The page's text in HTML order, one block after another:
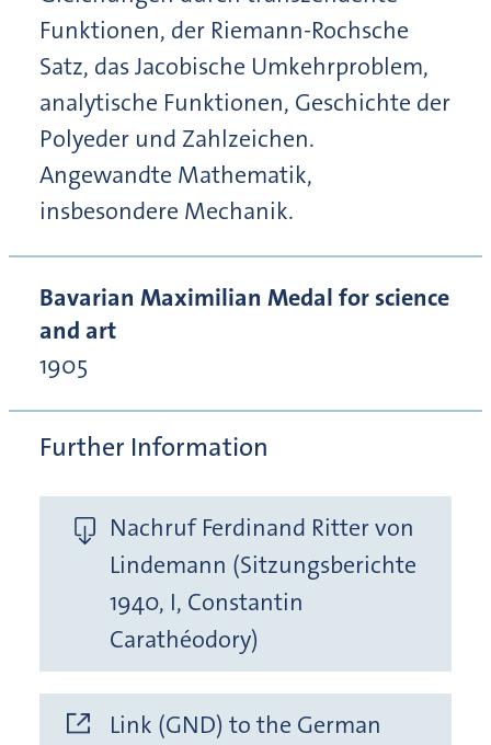
Funktionen, der Riemann-Rochsche
Satz, das Jacobische Umkehrproblem,
analytische Funktionen, Geschichte der
Polyeder und Zahlzeichen.
Angewandte Mathematik,
insbesondere Mechanik.
Bavarian Maximilian Medal for science
and art
1905
Further Information
Nachruf Ferdinand Ritter von
Lindemann (Sitzungsberichte
1940, I, Constantin
Carathéodory)
Link (GND) to the German